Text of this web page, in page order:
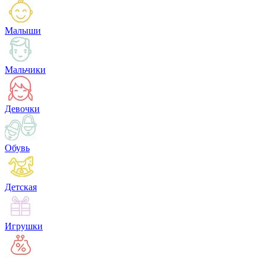
Малыши
Мальчики
Девочки
Обувь
Детская
Игрушки